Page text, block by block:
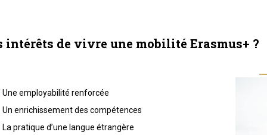
intérêts de vivre une mobilité Erasmus+ ?
Une employabilité renforcée
Un enrichissement des compétences
La pratique d’une langue étrangère